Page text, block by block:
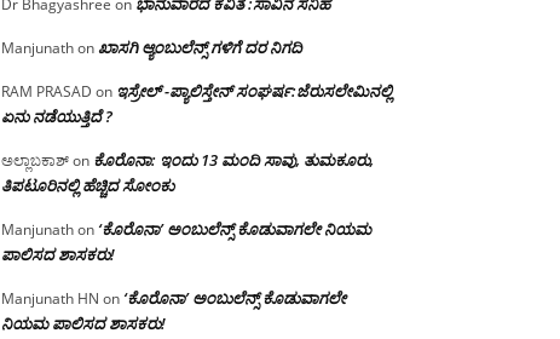
Manjunathonಖಾಸಗಿ ಆ್ಯಂಬುಲೆನ್ಸ್ ಗಳಿಗೆ ದರ ನಿಗದಿ
RAM PRASAD on ಇಸ್ರೇಲ್ -ಪ್ಯಾಲಿಸ್ತೇನ್ ಸಂಘರ್ಷ:ಜೆರುಸಲೇಮಿನಲ್ಲಿ
ಏನು ನಡೆಯುತ್ತಿದೆ ?
ಅಲ್ಲಾಬಕಾಶ್on ಕೊರೊನಾ: ಇಂದು 13 ಮಂದಿ ಸಾವು, ತುಮಕೂರು,
ತಿಪಟೂರಿನಲ್ಲಿ ಹೆಚ್ಚಿದ ಸೋಂಕು
Manjunathon ‘ಕೊರೊನಾ’ ಅಂಬುಲೆನ್ಸ್ ಕೊಡುವಾಗಲೇ ನಿಯಮ
ಪಾಲಿಸದ ಶಾಸಕರು!
Manjunath HN on ‘ಕೊರೊನಾ’ ಅಂಬುಲೆನ್ಸ್ ಕೊಡುವಾಗಲೇ
ನಿಯಮ ಪಾಲಿಸದ ಶಾಸಕರು!